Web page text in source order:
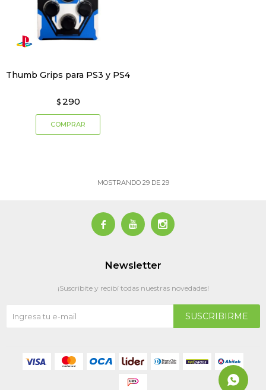
Thumb Grips para PS3 y PS4
$ 290
MOSTRANDO 29DE 29
  
Newsletter
¡Suscribite y recibí todas nuestras novedades!
SUSCRIBIRME